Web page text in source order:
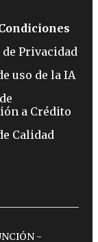
Privacidad
uso de la IA
a Crédito
Calidad
-